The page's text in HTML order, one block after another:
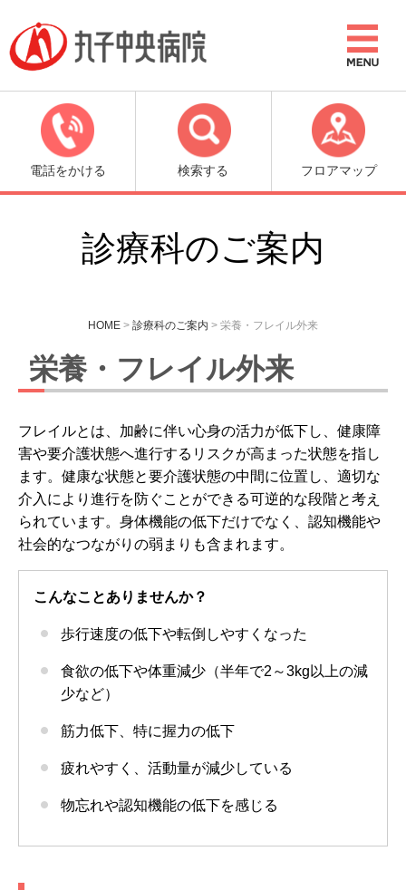
電話をかける 検索する フロアマップ
診療科のご案内
HOME > 診療科のご案内 > 栄養・フレイル外来
栄養・フレイル外来
フレイルとは、加齢に伴い心身の活力が低下し、健康障
害や要介護状態へ進行するリスクが高まった状態を指し
ます。健康な状態と要介護状態の中間に位置し、適切な
介入により進行を防ぐことができる可逆的な段階と考え
られています。身体機能の低下だけでなく、認知機能や
社会的なつながりの弱まりも含まれます。
こんなことありませんか？
歩行速度の低下や転倒しやすくなった
食欲の低下や体重減少（半年で2～3kg以上の減
少など）
筋力低下、特に握力の低下
疲れやすく、活動量が減少している
物忘れや認知機能の低下を感じる